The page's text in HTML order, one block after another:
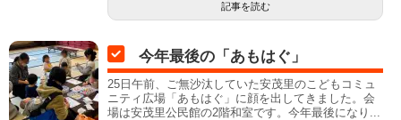
記事を読む
今年最後の「あもはぐ」
25日午前、ご無沙汰していた安茂里のこどもコミュ
ニティ広場「あもはぐ」に顔を出してきました。会
場は安茂里公民館の2階和室です。今年最後になり...